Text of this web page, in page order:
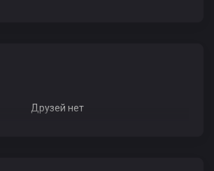
Друзей нет